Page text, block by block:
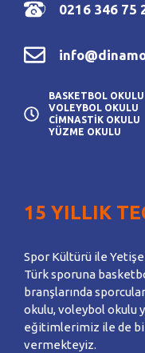
0216 346 75
BASKETBOL OKULU
VOLEYBOL OKULU
CİMNASTİK OKULU
YÜZME OKULU
15 YILLIK
Spor Kültürü ile
Türk sporuna
branşlarında
okulu, voleybol okulu
eğitimlerimiz ile de
vermekteyiz.